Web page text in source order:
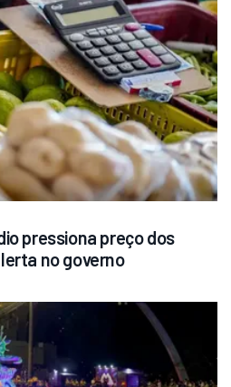
pressiona preço dos
no governo